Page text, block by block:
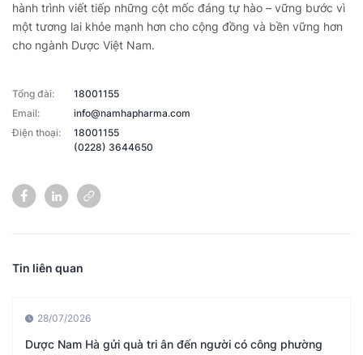
hành trình viết tiếp những cột mốc đáng tự hào – vững bước vì
một tương lai khỏe mạnh hơn cho cộng đồng và bền vững hơn
cho ngành Dược Việt Nam.
Tổng đài:
18001155
Email:
info@namhapharma.com
Điện thoại:
18001155
(0228) 3644650
Tin liên quan
28/07/2026
Dược Nam Hà gửi quà tri ân đến người có công phường